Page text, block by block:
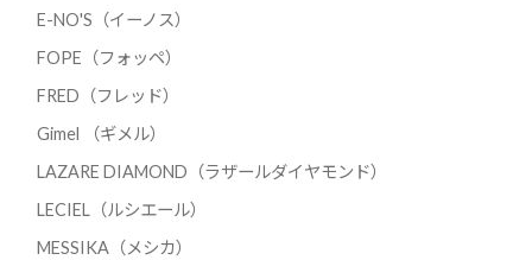
E-NO'S（イーノス）
FOPE（フォッペ）
FRED（フレッド）
Gimel （ギメル）
LAZARE DIAMOND（ラザールダイヤモンド）
LECIEL（ルシエール）
MESSIKA（メシカ）